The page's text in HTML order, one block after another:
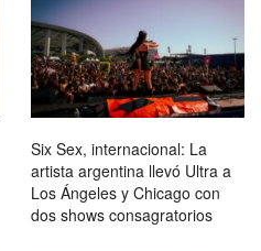
Six Sex, internacional: La
artista argentina llevó Ultra a
Los Ángeles y Chicago con
dos shows consagratorios